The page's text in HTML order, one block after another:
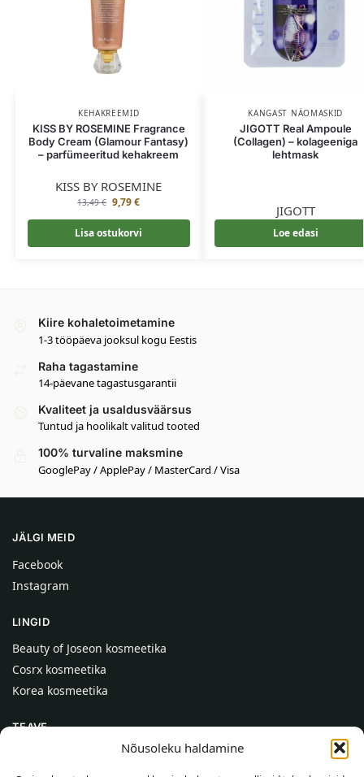
Nõusoleku haldamine
KEHAKREEMID
KISS BY ROSEMINE Fragrance
Body Cream (Glamour Fantasy)
– parfümeeritud kehakreem
KISS BY ROSEMINE
13,49€ 9,79€
Lisa ostukorvi
KANGAST NÄOMASKID
JIGOTT Real Ampoule
(Collagen) – kolageeniga
lehtmask
JIGOTT
Loe edasi
Kiire kohaletoimetamine
1-3 tööpäeva jooksul kogu Eestis
Raha tagastamine
14-päevane tagastusgarantii
Kvaliteet ja usaldusväärsus
Tuntud ja hoolikalt valitud tooted
100% turvaline maksmine
GooglePay / ApplePay / MasterCard / Visa
JÄLGI MEID
Facebook
Instagram
LINGID
Beauty of Joseon kosmeetika
Cosrx kosmeetika
Korea kosmeetika
TEAVE